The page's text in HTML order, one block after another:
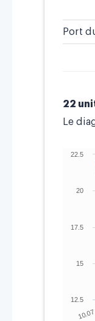
Port
22
Le